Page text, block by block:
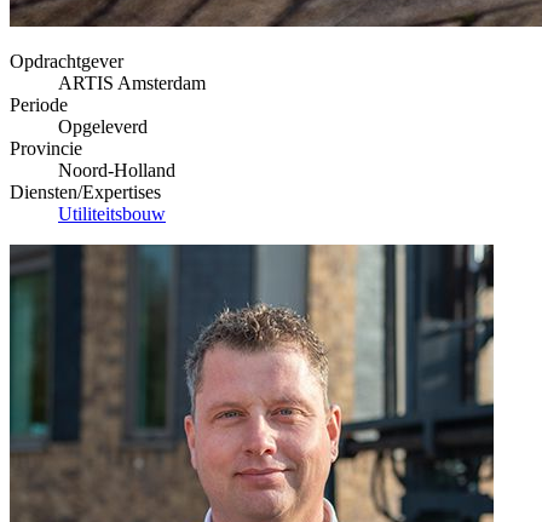
Opdrachtgever
ARTIS Amsterdam
Periode
Opgeleverd
Provincie
Noord-Holland
Diensten/Expertises
Utiliteitsbouw